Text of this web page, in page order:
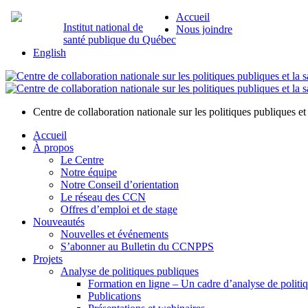
Institut national de
santé publique du Québec
Accueil
Nous joindre
English
Centre de collaboration nationale sur les politiques publiques et
Accueil
À propos
Le Centre
Notre équipe
Notre Conseil d’orientation
Le réseau des CCN
Offres d’emploi et de stage
Nouveautés
Nouvelles et événements
S’abonner au Bulletin du CCNPPS
Projets
Analyse de politiques publiques
Formation en ligne – Un cadre d’analyse de
Publications